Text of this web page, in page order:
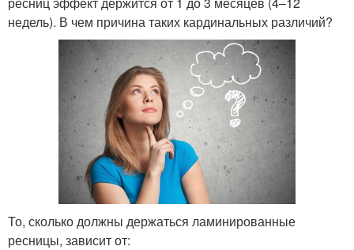
недель). В чем причина таких кардинальных различий?
То, сколько должны держаться ламинированные
ресницы, зависит от: